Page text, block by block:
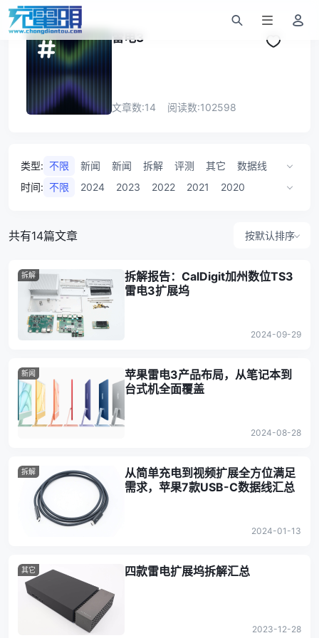
雷电3
文章数:14 阅读数:102598
类型: 不限 新闻 新闻 拆解 评测 其它
数据线
数据线
扩展坞
时间: 不限 2024 2023 2022 2021
2020
共有14篇文章 按默认排序
拆解
拆解报告：CalDigit加州数位TS3
雷电3扩展坞
2024-09-29
新闻
苹果雷电3产品布局，从笔记本到
台式机全面覆盖
2024-08-28
拆解
从简单充电到视频扩展全方位满足
需求，苹果7款USB-C数据线汇总
2024-01-13
其它 四款雷电扩展坞拆解汇总
2023-12-28